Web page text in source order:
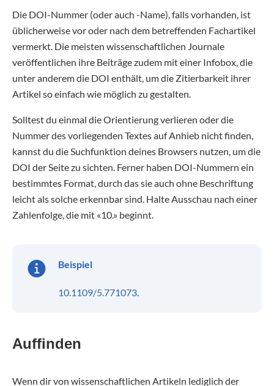
Die DOI-Nummer (oder auch -Name), falls vorhanden, ist
üblicherweise vor oder nach dem betreffenden Fachartikel
vermerkt. Die meisten wissenschaftlichen Journale
veröffentlichen ihre Beiträge zudem mit einer Infobox, die
unter anderem die DOI enthält, um die Zitierbarkeit ihrer
Artikel so einfach wie möglich zu gestalten.
Solltest du einmal die Orientierung verlieren oder die
Nummer des vorliegenden Textes auf Anhieb nicht finden,
kannst du die Suchfunktion deines Browsers nutzen, um die
DOI der Seite zu sichten. Ferner haben DOI-Nummern ein
bestimmtes Format, durch das sie auch ohne Beschriftung
leicht als solche erkennbar sind. Halte Ausschau nach einer
Zahlenfolge, die mit «10.» beginnt.
Beispiel
10.1109/5.771073.
Auffinden
Wenn dir von wissenschaftlichen Artikeln lediglich der